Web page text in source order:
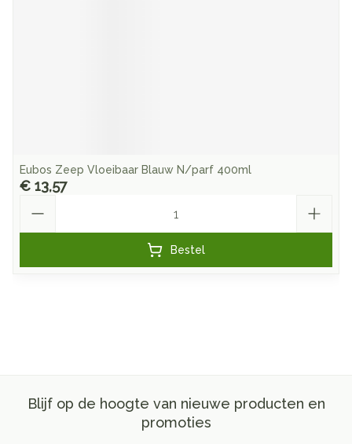
Eubos Zeep Vloeibaar Blauw N/parf 400ml
€ 13,57
Bestel
Blijf op de hoogte van nieuwe producten en
promoties